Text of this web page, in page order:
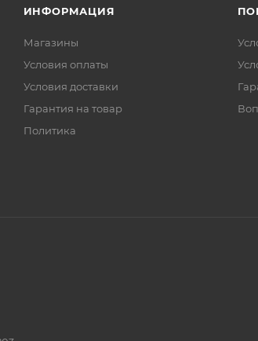
ИНФОРМАЦИЯ
Магазины
Условия оплаты
Условия доставки
Гарантия на товар
Политика